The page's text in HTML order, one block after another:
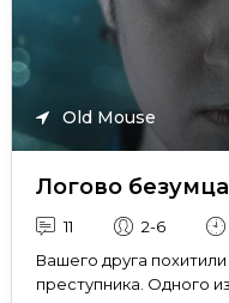
Old Mouse
Логово безумца
11 2-6
Вашего друга
преступника. Одного из